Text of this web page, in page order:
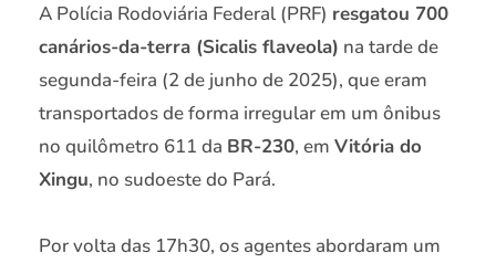
A Polícia Rodoviária Federal (PRF) resgatou 700
canários-da-terra (Sicalis flaveola) na tarde de
segunda-feira (2 de junho de 2025), que eram
transportados de forma irregular em um ônibus
no quilômetro 611 da BR-230, em Vitória do
Xingu, no sudoeste do Pará.
Por volta das 17h30, os agentes abordaram um